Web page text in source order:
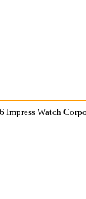
Impress Watch